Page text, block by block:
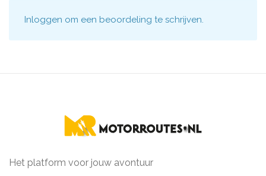
Inloggen om een beoordeling te schrijven.
Het platform voor jouw avontuur